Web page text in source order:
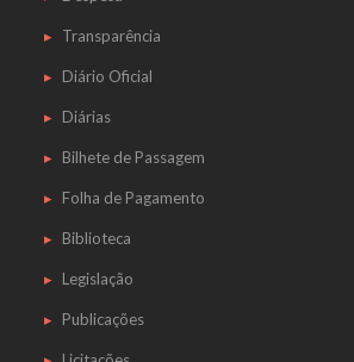
Transparência
Diário Oficial
Diárias
Bilhete de Passagem
Folha de Pagamento
Biblioteca
Legislação
Publicações